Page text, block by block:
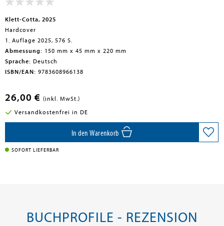
submenu
submenu
Klett-Cotta, 2025
Hardcover
1. Auflage 2025, 576 S.
Abmessung: 150 mm x 45 mm x 220 mm
Sprache: Deutsch
ISBN/EAN: 9783608966138
26,00 € (inkl. MwSt.)
Versandkostenfrei in DE
In den Warenkorb
SOFORT LIEFERBAR
BUCHPROFILE - REZENSION